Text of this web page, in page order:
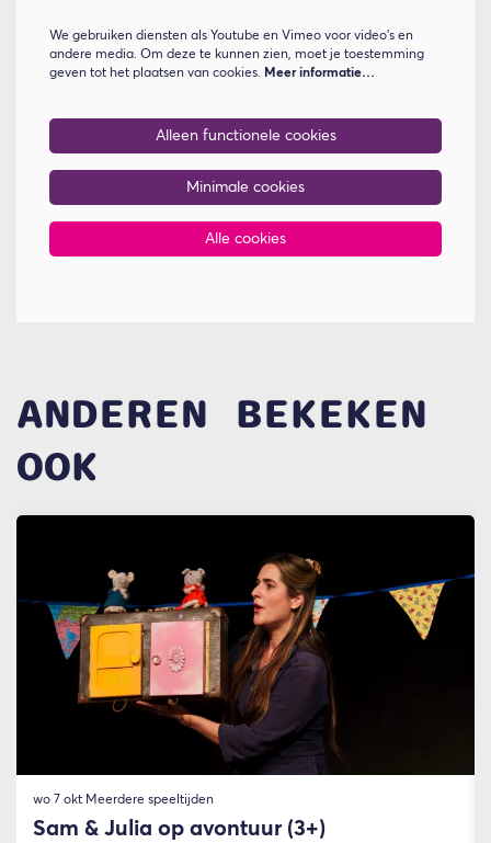
We gebruiken diensten als Youtube en Vimeo voor video's en
andere media. Om deze te kunnen zien, moet je toestemming
geven tot het plaatsen van cookies. Meer informatie…
Alleen functionele cookies
Minimale cookies
Alle cookies
ANDEREN BEKEKEN
OOK
Sam & Julia op avontuur (3+)
wo 7 okt Meerdere speeltijden